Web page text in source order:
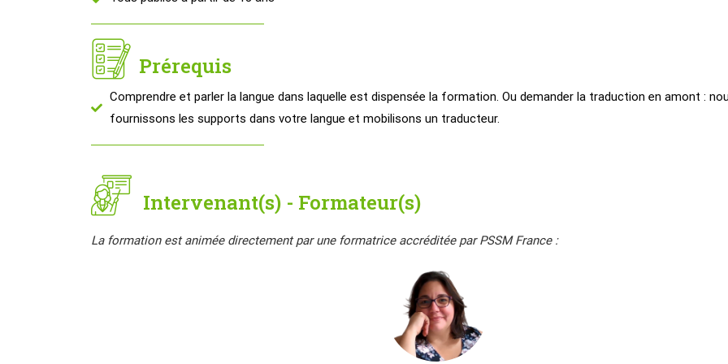
Prérequis
Comprendre et parler la langue dans laquelle est dispensée la formation. Ou demander la traduction en amont :
fournissons les supports dans votre langue et mobilisons un traducteur.
Intervenant(s) - Formateur(s)
La formation est animée directement par une formatrice accréditée par PSSM France :